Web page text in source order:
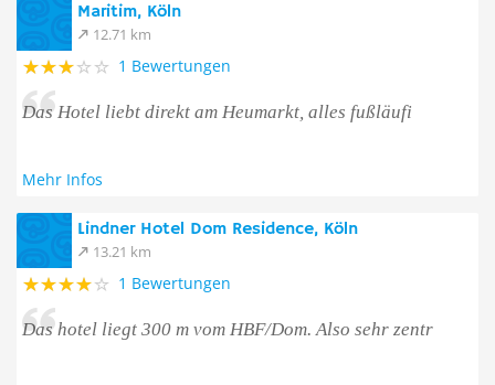
Maritim, Köln
12.71 km
1 Bewertungen
Das Hotel liebt direkt am Heumarkt, alles fußläufi
Mehr Infos
Lindner Hotel Dom Residence, Köln
13.21 km
1 Bewertungen
Das hotel liegt 300 m vom HBF/Dom. Also sehr zentr